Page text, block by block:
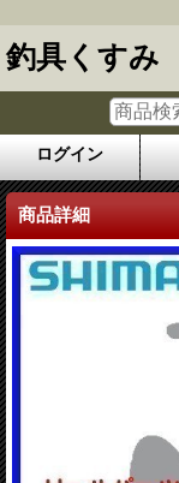
釣具くすみ
ログイン
商品詳細